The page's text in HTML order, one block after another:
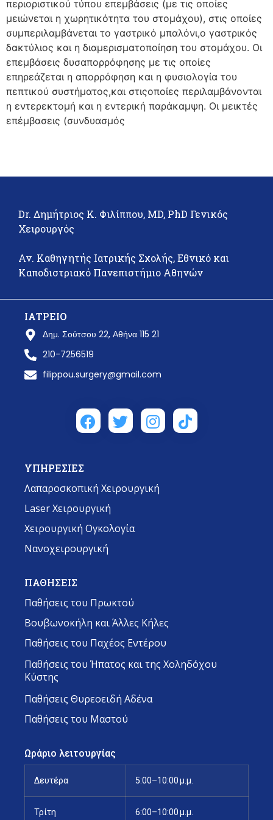
περιοριστικού τύπου επεμβάσεις (με τις οποίες
μειώνεται η χωρητικότητα του στομάχου), στις οποίες
συμπεριλαμβάνεται το γαστρικό μπαλόνι,ο γαστρικός
δακτύλιος και η διαμερισματοποίηση του στομάχου. Οι
επεμβάσεις δυσαπορρόφησης με τις οποίες
επηρεάζεται η απορρόφηση και η φυσιολογία του
πεπτικού συστήματος,και στιςοποίες περιλαμβάνονται
η εντερεκτομή και η εντερική παράκαμψη. Οι μεικτές
επέμβασεις (συνδυασμός
Dr. Δημήτριος Κ. Φιλίππου, MD, PhD Γενικός
Χειρουργός
Αν. Καθηγητής Ιατρικής Σχολής, Εθνικό και
Καποδιστριακό Πανεπιστήμιο Αθηνών
ΙΑΤΡΕΙΟ
Δημ. Σούτσου 22, Αθήνα 115 21
210-7256519
filippou.surgery@gmail.com
ΥΠΗΡΕΣΙΕΣ
Λαπαροσκοπική Χειρουργική
Laser Χειρουργική
Χειρουργική Ογκολογία
Νανοχειρουργική
ΠΑΘΗΣΕΙΣ
Παθήσεις του Πρωκτού
Βουβωνοκήλη και Άλλες Κήλες
Παθήσεις του Παχέος Εντέρου
Παθήσεις του Ήπατος και της Χοληδόχου
Κύστης
Παθήσεις Θυρεοειδή Αδένα
Παθήσεις του Μαστού
Ωράριο λειτουργίας
Δευτέρα 5:00–10:00 μ.μ.
Τρίτη 6:00–10:00 μ.μ.